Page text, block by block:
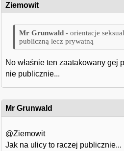
Ziemowit
orientacje
publiczną lecz prywatną
No właśnie ten zaatakowany gej
nie publicznie...
Mr Grunwald
@Ziemowit
Jak na ulicy to raczej publicznie...